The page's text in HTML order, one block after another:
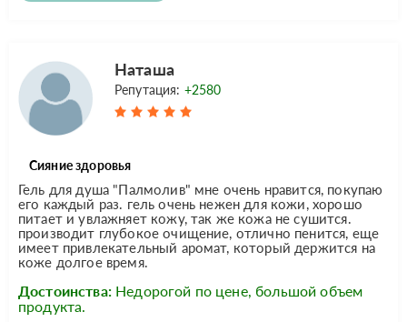
Наташа
Репутация: +2580
Сияние здоровья
Гель для душа "Палмолив" мне очень нравится, покупаю
его каждый раз. гель очень нежен для кожи, хорошо
питает и увлажняет кожу, так же кожа не сушится.
производит глубокое очищение, отлично пенится, еще
имеет привлекательный аромат, который держится на
коже долгое время.
Достоинства: Недорогой по цене, большой объем
продукта.